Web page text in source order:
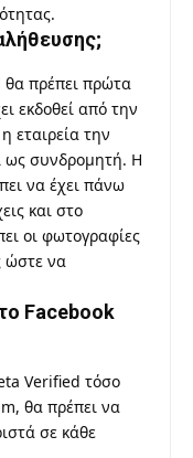
θα πρέπει πρώτα
εκδοθεί από την
εταιρεία την
ως συνδρομητή. Η
να έχει πάνω
και στο
οι φωτογραφίες
ώστε να
Facebook
Verified τόσο
θα πρέπει να
σε κάθε